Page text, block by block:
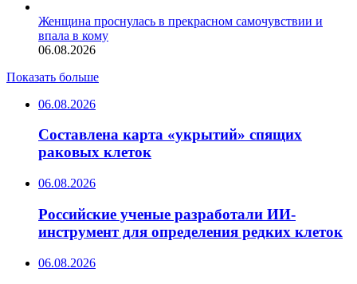
Женщина проснулась в прекрасном самочувствии и
впала в кому
06.08.2026
Показать больше
06.08.2026
Составлена карта «укрытий» спящих
раковых клеток
06.08.2026
Российские ученые разработали ИИ-
инструмент для определения редких клеток
06.08.2026